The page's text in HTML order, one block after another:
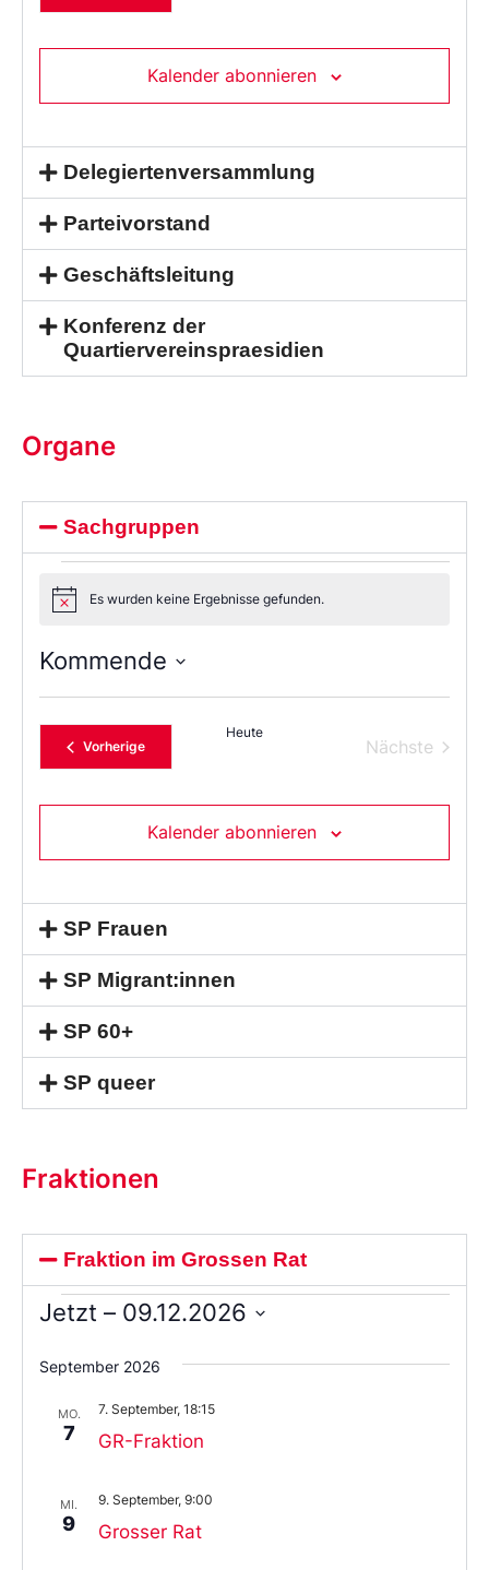
Kalender abonnieren
Delegiertenversammlung
Parteivorstand
Geschäftsleitung
Konferenz der
Quartiervereinspraesidien
Organe
Sachgruppen
NoticeEs wurden keine Ergebnisse gefunden.
Kommende
das
DatumVorherigeVeranstaltungen
Heute
Nächste
Kalender abonnieren
SP Frauen
SP Migrant:innen
SP 60+
SP queer
Fraktionen
Fraktion im Grossen Rat
Jetzt – 09.12.2026
Sie
das
aus.
September 2026
MO.
7 GR-Fraktion
7. September, 18:15
MI.
9 Grosser Rat
9. September, 9:00